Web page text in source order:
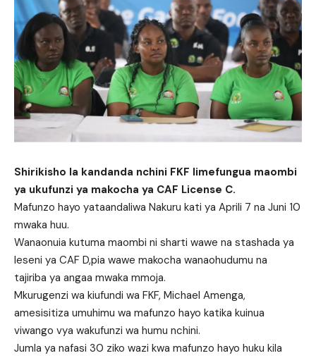
Shirikisho la kandanda nchini FKF limefungua maombi
ya ukufunzi ya makocha ya CAF License C.
Mafunzo hayo yataandaliwa Nakuru kati ya Aprili 7 na Juni 10
mwaka huu.
Wanaonuia kutuma maombi ni sharti wawe na stashada ya
leseni ya CAF D,pia wawe makocha wanaohudumu na
tajiriba ya angaa mwaka mmoja.
Mkurugenzi wa kiufundi wa FKF, Michael Amenga,
amesisitiza umuhimu wa mafunzo hayo katika kuinua
viwango vya wakufunzi wa humu nchini.
Jumla ya nafasi 30 ziko wazi kwa mafunzo hayo huku kila